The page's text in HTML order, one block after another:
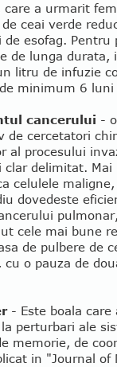
a urmarit
ceai verde
de esofag.
de lunga durata,
litru de infuzie
minimum 6 luni
cancerului -
de cercetatori
al procesului
clar delimitat.
celulele
dovedeste
cele mai bune
de pulbere de
cu o pauza de
- Este boala care
perturbari ale
memorie, de
in "Journal of